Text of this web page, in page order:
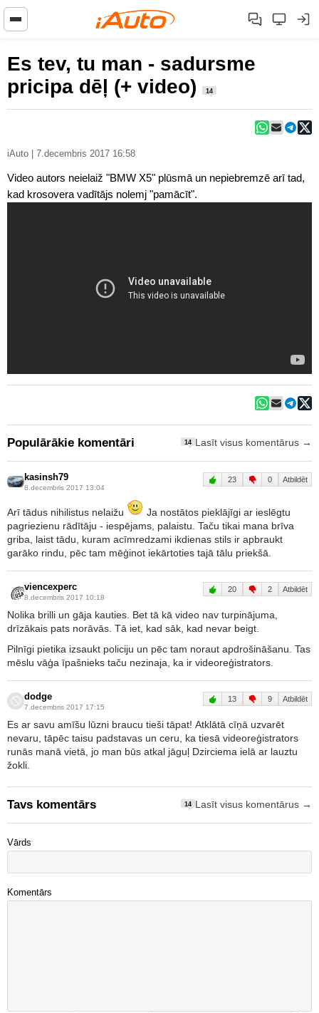
Es tev, tu man - sadursme
pricipa dēļ (+ video)
14
iAuto | 7.decembris 2017 16:58
Video autors neielaiž "BMW X5" plūsmā un nepiebremzē arī tad,
kad krosovera vadītājs nolemj "pamācīt".
Populārākie komentāri 14 Lasīt visus komentārus →
kasinsh79
8.decembris 2017 13:04
23 0 Atbildēt
Arī tādus nihilistus nelaižu
Ja nostātos pieklājīgi ar ieslēgtu
pagriezienu rādītāju - iespējams, palaistu. Taču tikai mana brīva
griba, laist tādu, kuram acīmredzami ikdienas stils ir apbraukt
garāko rindu, pēc tam mēģinot iekārtoties tajā tālu priekšā.
viencexperc
8.decembris 2017 10:18
20 2 Atbildēt
Nolika brilli un gāja kauties. Bet tā kā video nav turpinājuma,
drīzākais pats norāvās. Tā iet, kad sāk, kad nevar beigt.
Pilnīgi pietika izsaukt policiju un pēc tam noraut apdrošināšanu. Tas
mēslu vāģa īpašnieks taču nezinaja, ka ir videoreģistrators.
dodge
7.decembris 2017 17:15
13 9 Atbildēt
Es ar savu amīšu lūzni braucu tieši tāpat! Atklātā cīņā uzvarēt
nevaru, tāpēc taisu padstavas un ceru, ka tiesā videoreģistrators
runās manā vietā, jo man būs atkal jāguļ Dzirciema ielā ar lauztu
žokli.
Tavs komentārs 14 Lasīt visus komentārus →
Vārds
Komentārs